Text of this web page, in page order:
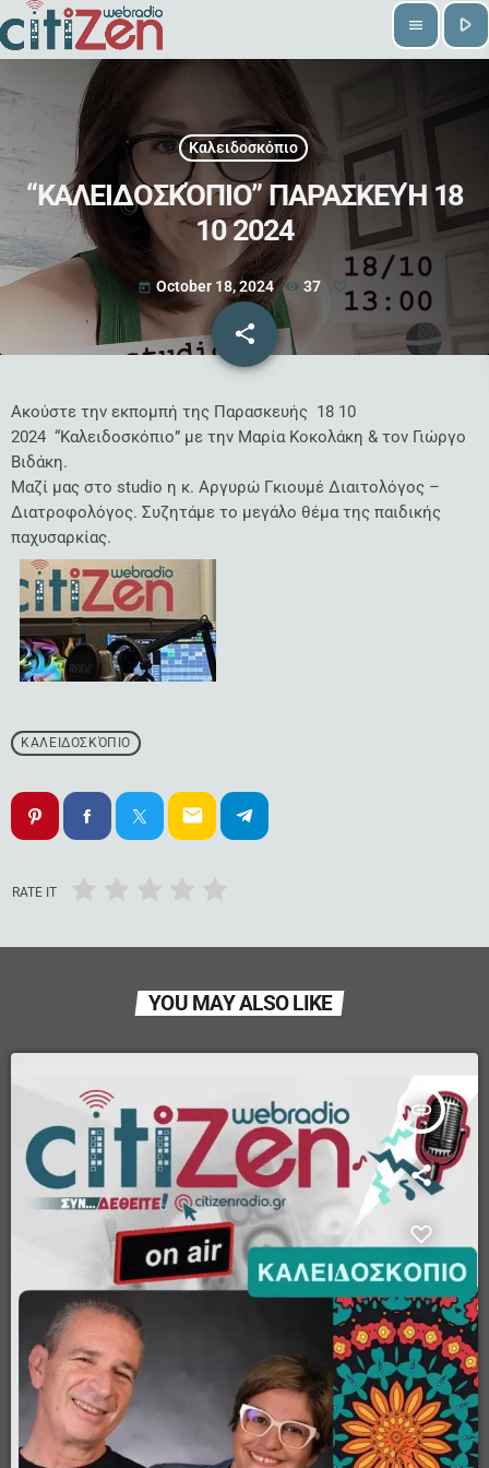
menu play_arrow
Καλειδοσκόπιο
“ΚΑΛΕΙΔΟΣΚΌΠΙΟ” ΠΑΡΑΣΚΕΥΉ 18
10 2024
today October 18, 2024 37
share
email
Ακούστε την εκπομπή της Παρασκευής 18 10
2024 “Καλειδοσκόπιο” με την Μαρία Κοκολάκη & τον Γιώργο
Βιδάκη.
Μαζί μας στο studio η κ. Αργυρώ Γκιουμέ Διαιτολόγος –
Διατροφολόγος. Συζητάμε το μεγάλο θέμα της παιδικής
παχυσαρκίας.
ΚΑΛΕΙΔΟΣΚΌΠΙΟ
email
RATE IT
YOU MAY ALSO LIKE
insert_link